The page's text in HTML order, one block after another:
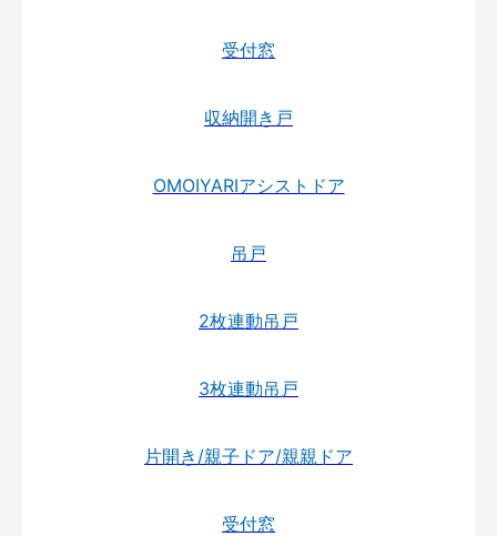
受付窓
収納開き戸
OMOIYARIアシストドア
吊戸
2枚連動吊戸
3枚連動吊戸
片開き/親子ドア/親親ドア
受付窓